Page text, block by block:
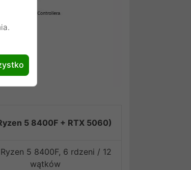
5 8400F + RTX 5060)
5 8400F, 6 rdzeni / 12
wątków